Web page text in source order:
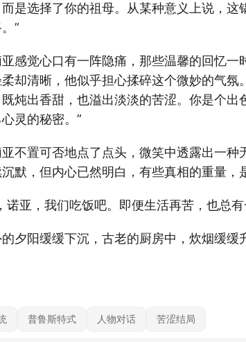
是选择了你的祖母。从某种意义上说，
”
感觉心口有一阵隐痛，那些温馨的回忆
却清晰，他似乎担心揉碎这个微妙的气氛
炖出香甜，也溢出淡淡的苦涩。你是个
灵的秘密。”
不置可否地点了点头，微笑中透露出一
默，但内心已然明白，有些真相的重量，
诺亚，我们吃饭吧。即便生活再苦，也总
夕阳缓缓下沉，古老的厨房中，炊烟缓
普鲁斯特式 人物对话 苦涩结局